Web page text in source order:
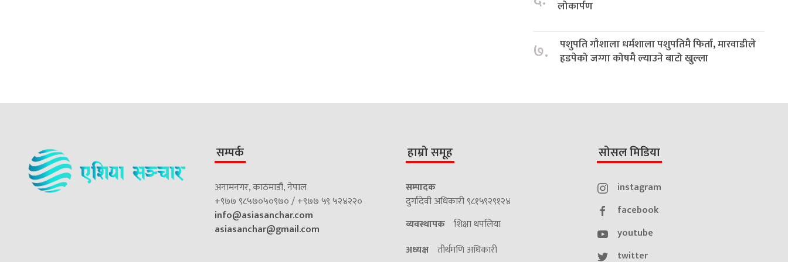
लोकार्पण
७.
पशुपति गौशाला धर्मशाला पशुपतिमै फिर्ता, मारवाडीले
हडपेको जग्गा कोषमै ल्याउने बाटो खुल्ला
सम्पर्क
अनामनगर, काठमाडौं, नेपाल
+९७७ ९८५७०५०९७० / +९७७ ५९ ५२४२२०
info@asiasanchar.com
asiasanchar@gmail.com
हाम्रो समूह
सम्पादक
दुर्गादेवी अधिकारी ९८१५९२९१२४
व्यवस्थापक शिक्षा थपलिया
अध्यक्ष तीर्थमणि अधिकारी
सोसल मिडिया
instagram
facebook
youtube
twitter